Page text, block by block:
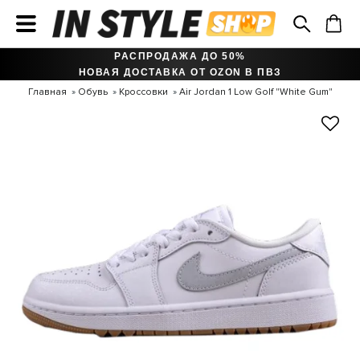
РАСПРОДАЖА ДО 50%
НОВАЯ ДОСТАВКА ОТ OZON В ПВЗ
Главная Обувь Кроссовки Air Jordan 1 Low Golf "White Gum"